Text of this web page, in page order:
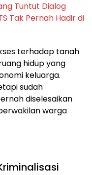
Tuntut Dialog
Tak Pernah Hadir di
terhadap tanah
hidup yang
keluarga.
sudah
diselesaikan
warga